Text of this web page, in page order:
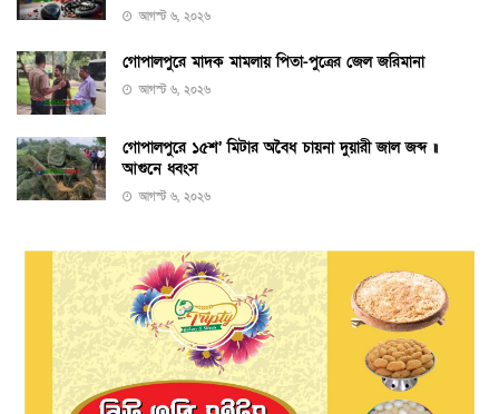
আগস্ট ৬, ২০২৬
গোপালপুরে মাদক মামলায় পিতা-পুত্রের জেল জরিমানা
আগস্ট ৬, ২০২৬
গোপালপুরে ১৫শ’ মিটার অবৈধ চায়না দুয়ারী জাল জব্দ ॥
আগুনে ধ্বংস
আগস্ট ৬, ২০২৬